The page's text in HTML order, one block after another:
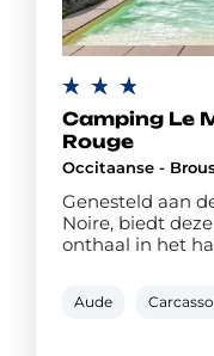
Camping Le
Rouge
Occitaanse -
Genesteld aan
Noire, biedt
onthaal in het
Aude